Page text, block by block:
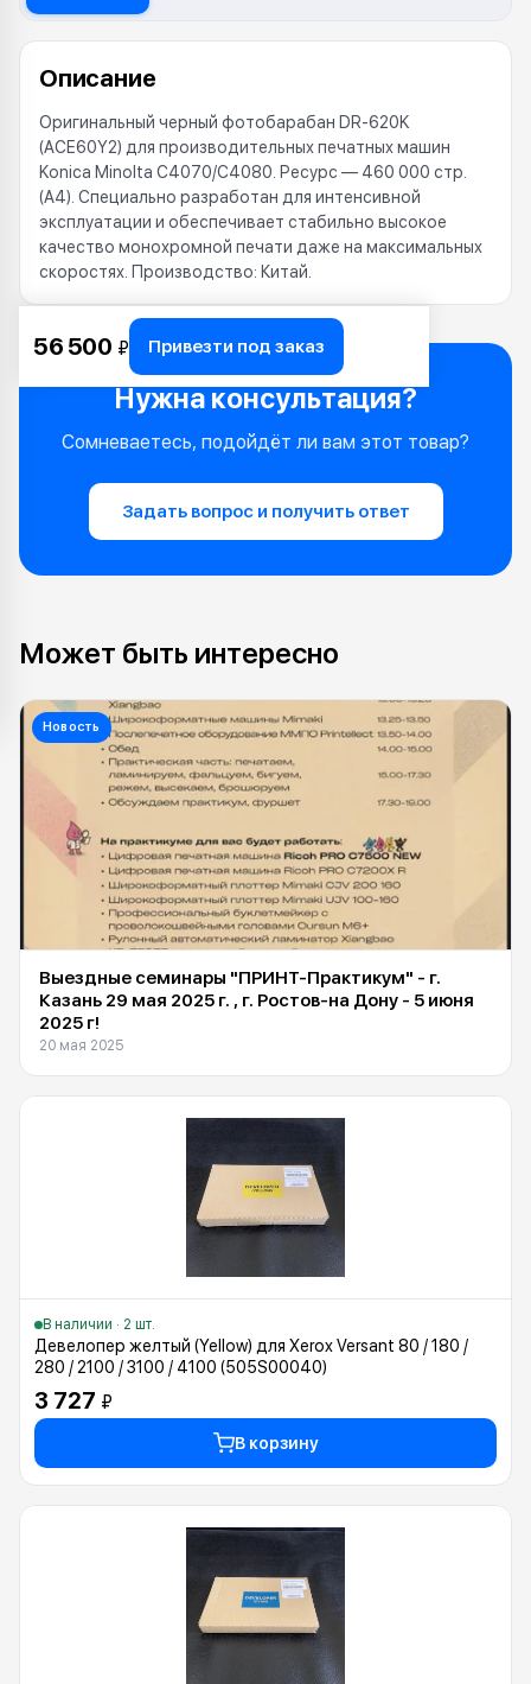
Описание
Оригинальный черный фотобарабан DR-620K
(ACE60Y2) для производительных печатных машин
Konica Minolta C4070/C4080. Ресурс — 460 000 стр.
(А4). Специально разработан для интенсивной
эксплуатации и обеспечивает стабильно высокое
качество монохромной печати даже на максимальных
скоростях. Производство: Китай.
56 500 ₽ Привезти под заказ
Нужна консультация?
Сомневаетесь, подойдёт ли вам этот товар?
Задать вопрос и получить ответ
Может быть интересно
Новость
Выездные семинары "ПРИНТ-Практикум" - г.
Казань 29 мая 2025 г. , г. Ростов-на Дону - 5 июня
2025 г!
20 мая 2025
В наличии · 2 шт.
Девелопер желтый (Yellow) для Xerox Versant 80 / 180 /
280 / 2100 / 3100 / 4100 (505S00040)
3 727 ₽
В корзину